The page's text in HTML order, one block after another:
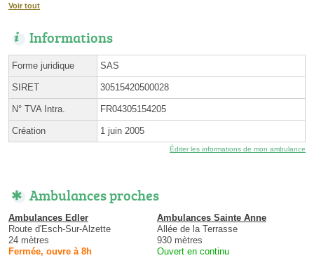
Voir tout
Informations
Forme juridique SAS
SIRET 30515420500028
N° TVA Intra. FR04305154205
Création 1 juin 2005
Éditer les informations de mon ambulance
Ambulances proches
Ambulances Edler
Route d'Esch-Sur-Alzette
24 mètres
Fermée, ouvre à 8h
Ambulances Sainte Anne
Allée de la Terrasse
930 mètres
Ouvert en continu